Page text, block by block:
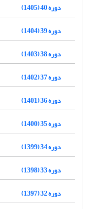
دوره 40 (1405)
دوره 39 (1404)
دوره 38 (1403)
دوره 37 (1402)
دوره 36 (1401)
دوره 35 (1400)
دوره 34 (1399)
دوره 33 (1398)
دوره 32 (1397)